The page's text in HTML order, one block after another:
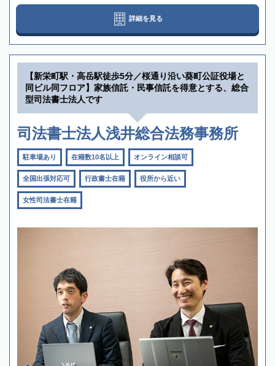
詳細を見る
【新栄町駅・高岳駅徒歩5分／桜通り沿い葵町公証役場と
同ビル同フロア】家族信託・民事信託を得意とする、総合
型司法書士法人です
司法書士法人浅井総合法務事務所
駐車場あり 在籍数10名以上 オンライン相談可
全国出張対応可 行政書士在籍 役所から近い
女性司法書士在籍